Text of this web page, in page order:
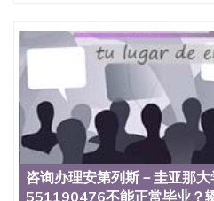
信:551190476办理毕业证成
知书，雅思，留学回国证明.
公司专业制作、办理、仿制
教育部学历学位认证、毕业
文凭、假文凭假毕业证假学
理、仿制学位证书、毕业证
证认证、留服认证、使馆认证
回国人员证明、留学生认证
位认证、留学生学历认证、
咨询办理安第列斯－圭亚那
551190476不能正常毕业？